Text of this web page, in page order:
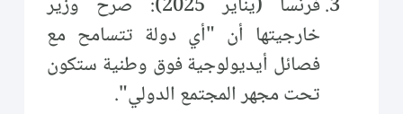
خارجيتها أن "أي دولة تتسامح مع
فصائل أيديولوجية فوق وطنية ستكون
تحت مجهر المجتمع الدولي".